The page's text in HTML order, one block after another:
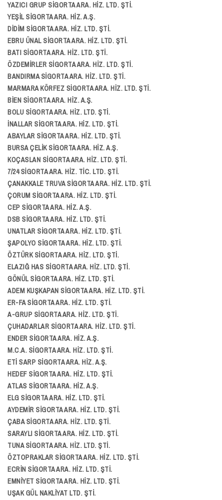
YAZICI GRUP SİGORTA ARA. HİZ. LTD. ŞTİ.
YEŞİL SİGORTA ARA. HİZ. A.Ş.
DİDİM SİGORTA ARA. HİZ. LTD. ŞTİ.
EBRU ÜNAL SİGORTA ARA. HİZ. LTD. ŞTİ.
BATI SİGORTA ARA. HİZ. LTD. ŞTİ.
ÖZDEMİRLER SİGORTA ARA. HİZ. LTD. ŞTİ.
BANDIRMA SİGORTA ARA. HİZ. LTD. ŞTİ.
MARMARA KÖRFEZ SİGORTA ARA. HİZ. LTD. ŞTİ.
BİEN SİGORTA ARA. HİZ. A.Ş.
BOLU SİGORTA ARA. HİZ. LTD. ŞTİ.
İNALLAR SİGORTA ARA. HİZ. LTD. ŞTİ.
ABAYLAR SİGORTA ARA. HİZ. LTD. ŞTİ.
BURSA ÇELİK SİGORTA ARA. HİZ. A.Ş.
KOÇASLAN SİGORTA ARA. HİZ. LTD. ŞTİ.
7/24 SİGORTA ARA. HİZ. TİC. LTD. ŞTİ.
ÇANAKKALE TRUVA SİGORTA ARA. HİZ. LTD. ŞTİ.
ÇORUM SİGORTA ARA. HİZ. LTD. ŞTİ.
CEP SİGORTA ARA. HİZ. A.Ş.
DSB SİGORTA ARA. HİZ. LTD. ŞTİ.
UNATLAR SİGORTA ARA. HİZ. LTD. ŞTİ.
ŞAPOLYO SİGORTA ARA. HİZ. LTD. ŞTİ.
ÖZTÜRK SİGORTA ARA. HİZ. LTD. ŞTİ.
ELAZIĞ HAS SİGORTA ARA. HİZ. LTD. ŞTİ.
GÖNÜL SİGORTA ARA. HİZ. LTD. ŞTİ.
ADEM KUŞKAPAN SİGORTA ARA. HİZ. LTD. ŞTİ.
ER-FA SİGORTA ARA. HİZ. LTD. ŞTİ.
A-GRUP SİGORTA ARA. HİZ. LTD. ŞTİ.
ÇUHADARLAR SİGORTA ARA. HİZ. LTD. ŞTİ.
ENDER SİGORTA ARA. HİZ. A.Ş.
M.C.A. SİGORTA ARA. HİZ. LTD. ŞTİ.
ETİ SARP SİGORTA ARA. HİZ. A.Ş.
HEDEF SİGORTA ARA. HİZ. LTD. ŞTİ.
ATLAS SİGORTA ARA. HİZ. A.Ş.
ELG SİGORTA ARA. HİZ. LTD. ŞTİ.
AYDEMİR SİGORTA ARA. HİZ. LTD. ŞTİ.
ÇABA SİGORTA ARA. HİZ. LTD. ŞTİ.
SARAYLI SİGORTA ARA. HİZ. LTD. ŞTİ.
TUNA SİGORTA ARA. HİZ. LTD. ŞTİ.
ÖZTOPRAKLAR SİGORTA ARA. HİZ. LTD. ŞTİ.
ECRİN SİGORTA ARA. HİZ. LTD. ŞTİ.
EMNİYET SİGORTA ARA. HİZ. LTD. ŞTİ.
UŞAK GÜL NAKLİYAT LTD. ŞTİ.